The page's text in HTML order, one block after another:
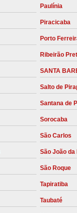
Paulínia
Piracicaba
Porto
Ribeirão
SANTA
Salto de
Santana de
Sorocaba
São Carlos
São João da
São Roque
Tapiratiba
Taubaté